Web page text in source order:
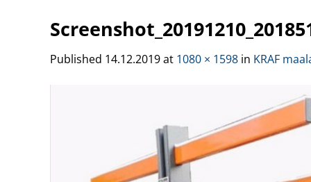
Published 14.12.2019at 1080 × 1598 in KRAF